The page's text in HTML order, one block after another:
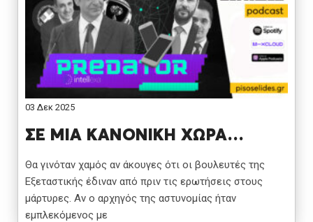
03 Δεκ 2025
ΣΕ ΜΙΑ ΚΑΝΟΝΙΚΗ ΧΩΡΑ…
Θα γινόταν χαμός αν άκουγες ότι οι βουλευτές της
Εξεταστικής έδιναν από πριν τις ερωτήσεις στους
μάρτυρες. Αν ο αρχηγός της αστυνομίας ήταν
εμπλεκόμενος με